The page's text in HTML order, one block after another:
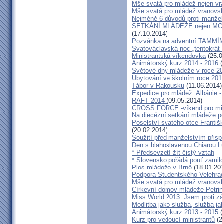
Mše svatá pro mládež nejen
Mše svatá pro mládež
Nejméně 6 důvodů proti
SETKÁNÍ MLÁDEŽE nejen
(17.10.2014)
Pozvánka na adventní
Svatováclavská noc „tentokrát
Ministrantská víkendovka
Animátorský kurz 2014 - 2016
Světové dny mládeže v roce
Ubytování ve školním roce
Tábor v Rakousku (11.06.2014)
Expedice pro mládež: Albánie
RAFT 2014 (09.05.2014)
CROSS FORCE -víkend pro
Na diecézní setkání mládeže
Poselství svatého otce
(20.02.2014)
Soužití před manželstvím
Den s blahoslavenou Chiarou
* Předsevzetí žít čistý vztah
* Slovensko pořádá pouť
Ples mládeže v Brně
Podpora Studentského
Mše svatá pro mládež
Církevní domov mládeže
Miss World 2013: Jsem proti
Modlitba jako služba, služba
Animátorský kurz 2013 - 2015
Kurz pro vedoucí ministrantů